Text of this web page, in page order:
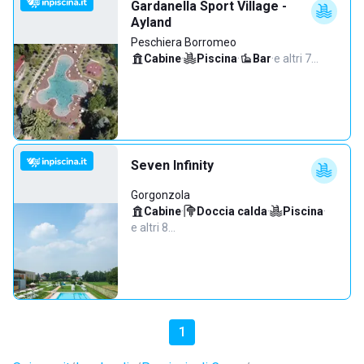
Gardanella Sport Village -
Ayland
Peschiera Borromeo
Cabine· Piscina· Bar·e altri 7…
Seven Infinity
Gorgonzola
Cabine· Doccia calda· Piscina·
e altri 8…
1